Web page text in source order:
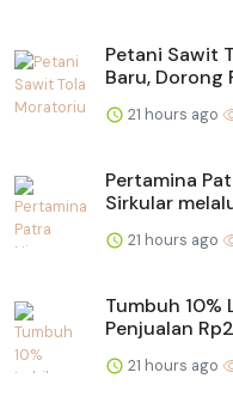
Petani Sawit
Baru, Dorong
21 hours ago
Pertamina
Sirkular
21 hours ago
Tumbuh 10%
Penjualan
21 hours ago